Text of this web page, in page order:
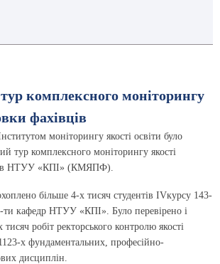
комплексного моніторингу
фахівців
моніторингу якості освіти було
тур комплексного моніторингу якості
в НТУУ «КПІ» (КМЯПФ).
більше 4-х тисяч студентів IVкурсу 143-
ти кафедр НТУУ «КПІ». Було перевірено і
робіт ректорського контролю якості
х фундаментальних, професійно-
дисциплін.